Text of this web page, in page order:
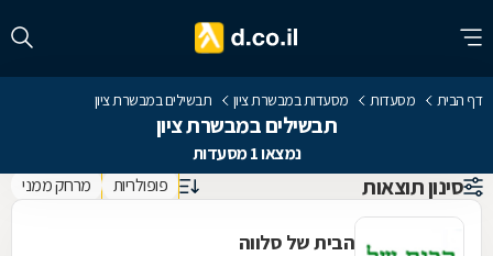
דף הבית מסעדות מסעדות במבשרת ציון תבשילים במבשרת ציון
תבשילים במבשרת ציון
נמצאו 1 מסעדות
סינון תוצאות פופולריות מרחק ממני
הבית של סלווה